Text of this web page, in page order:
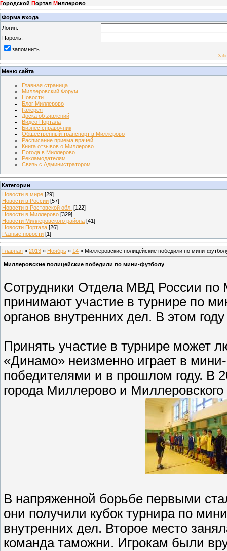
Городской Портал Миллерово
Форма входа
Логин:
Пароль:
запомнить
Меню сайта
Главная страница
Миллеровский Форум
Новости
Блог Миллерово
Галерея
Доска объявлений
Видео Портала
Бизнес справочник
Общественный транспорт в Миллерово
Расписание приема врачей
Книга отзывов о Миллерово
Погода в Миллерово
Рекламодателям
Связь с Администратором
Категории
Новости в мире [29]
Новости в России [57]
Новости в Ростовской обл. [122]
Новости в Миллерово [329]
Новости Миллеровского района [41]
Новости Портала [26]
Разные новости [1]
Главная » 2013 » Ноябрь » 14 » Миллеровские полицейские победили по мини-
Миллеровские полицейские победили по мини-футболу
Сотрудники Отдела МВД России по
принимают участие в турнире по
органов внутренних дел. В этом
Принять участие в турнире может
«Динамо» неизменно играет в
победителями и в прошлом году. В
города Миллерово и Миллеровского
В напряженной борьбе первыми
они получили кубок турнира по
внутренних дел. Второе место
команда таможни. Игрокам были